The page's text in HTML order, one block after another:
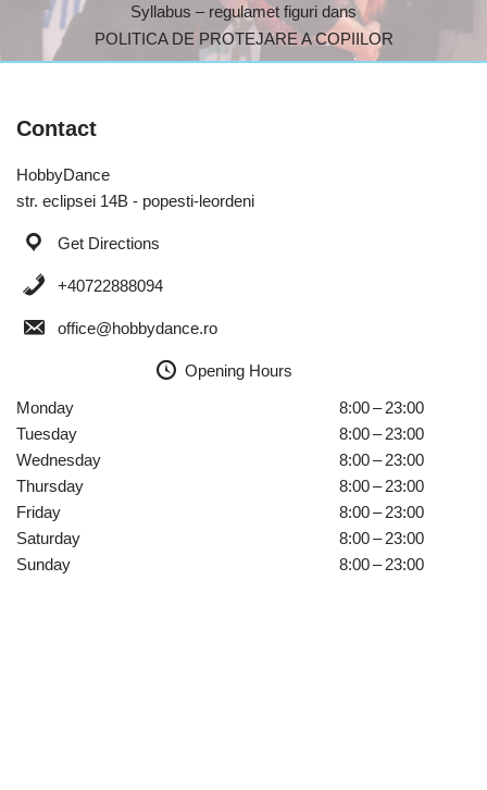
Syllabus – regulamet figuri dans
POLITICA DE PROTEJARE A COPIILOR
Contact
HobbyDance
str. eclipsei 14B - popesti-leordeni
Get Directions
+40722888094
office@hobbydance.ro
Opening Hours
Monday
8:00 – 23:00
Tuesday
8:00 – 23:00
Wednesday
8:00 – 23:00
Thursday
8:00 – 23:00
Friday
8:00 – 23:00
Saturday
8:00 – 23:00
Sunday
8:00 – 23:00